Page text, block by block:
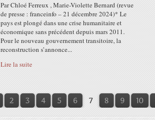
Par Chloé Ferreux , Marie-Violette Bernard (revue
de presse : franceinfo – 21 décembre 2024)* Le
pays est plongé dans une crise humanitaire et
économique sans précédent depuis mars 2011.
Pour le nouveau gouvernement transitoire, la
reconstruction s’annonce...
Lire la suite
2 3 4 5 6 7 8 9 10